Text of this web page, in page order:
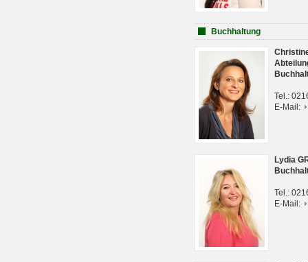
Buchhaltung
Tel.:
E-Mail:
Lydia
Tel.:
E-Mail: